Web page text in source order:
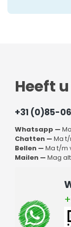
Heeft
+31 (0)85-
Whatsapp —
Chatten — Ma t/
Bellen — Ma t/m
Mailen — Mag